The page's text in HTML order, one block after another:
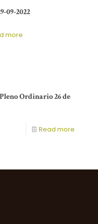
09-2022
more
Ordinario 26 de
Read more